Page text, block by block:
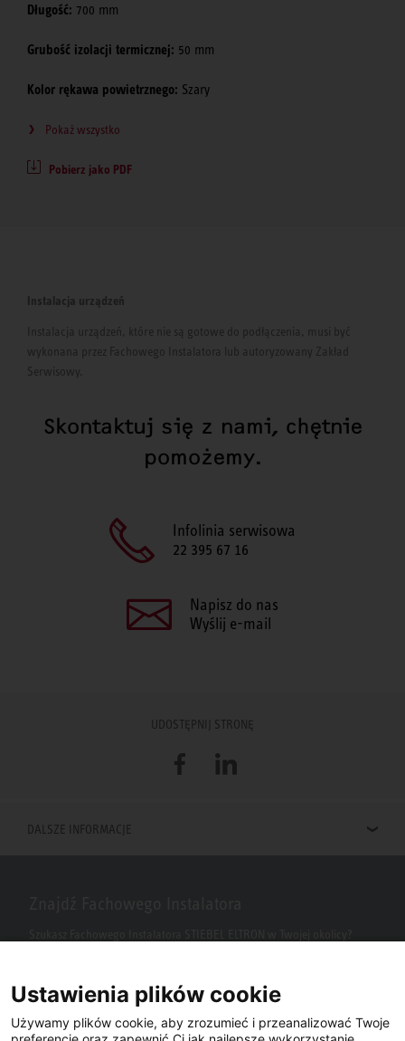
Długość: 700 mm
Grubość izolacji termicznej: 50 mm
Kolor rękawa powietrznego: Szary
Pokaż wszystko
Pobierz jako PDF
Instalacja urządzeń
Instalacja urządzeń, które nie są gotowe do podłączenia, musi być
wykonana przez Fachowego Instalatora lub autoryzowany Zakład
Serwisowy.
Skontaktuj się z nami, chętnie
pomożemy.
Infolinia serwisowa
22 395 67 16
Napisz do nas
Wyślij e-mail
UDOSTĘPNIJ STRONĘ
FacebookLinkedIn
DALSZE INFORMACJE
Ustawienia plików cookie
Używamy plików cookie, aby zrozumieć i przeanalizować Twoje